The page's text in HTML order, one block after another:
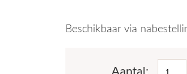
Beschikbaar via